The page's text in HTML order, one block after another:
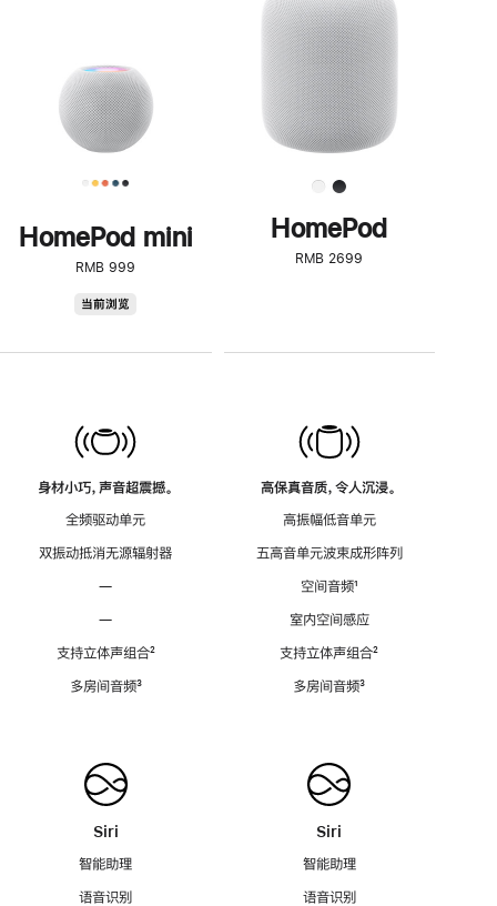
HomePod mini
RMB 999
当前浏览
身材小巧，声音超震撼。
全频驱动单元
双振动抵消无源辐射器
—
—
支持立体声组合脚
²
多房间音频脚
³
Siri
智能助理
语音识别
了
解
HomePod<
HomePod
RMB 2699
高保真音质，令人沉浸。
高振幅低音单元
五高音单元波束成形阵列
空间音频脚
¹
室内空间感应
支持立体声组合脚
²
多房间音频脚
³
Siri
智能助理
语音识别